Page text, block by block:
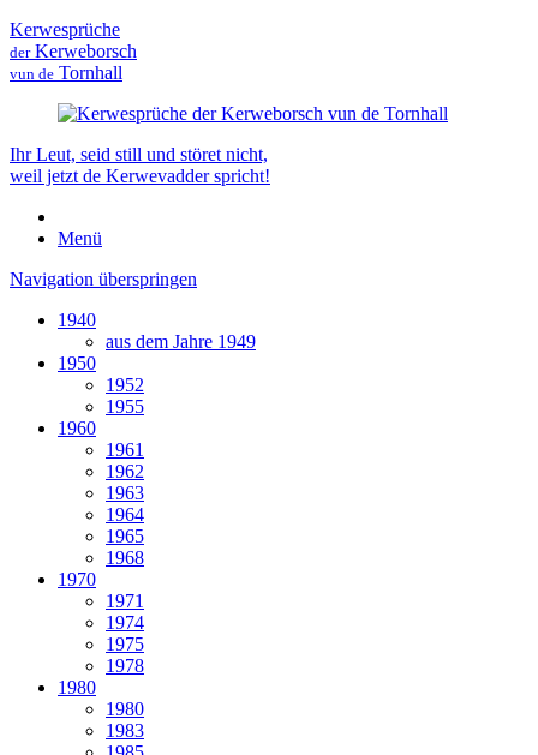
Kerwesprüche
derKerweborsch
vun de Tornhall
Ihr Leut, seid still und störet nicht,
weil jetzt de Kerwevadder spricht!
Menü
Navigation überspringen
1940
aus dem Jahre 1949
1950
1952
1955
1960
1961
1962
1963
1964
1965
1968
1970
1971
1974
1975
1978
1980
1980
1983